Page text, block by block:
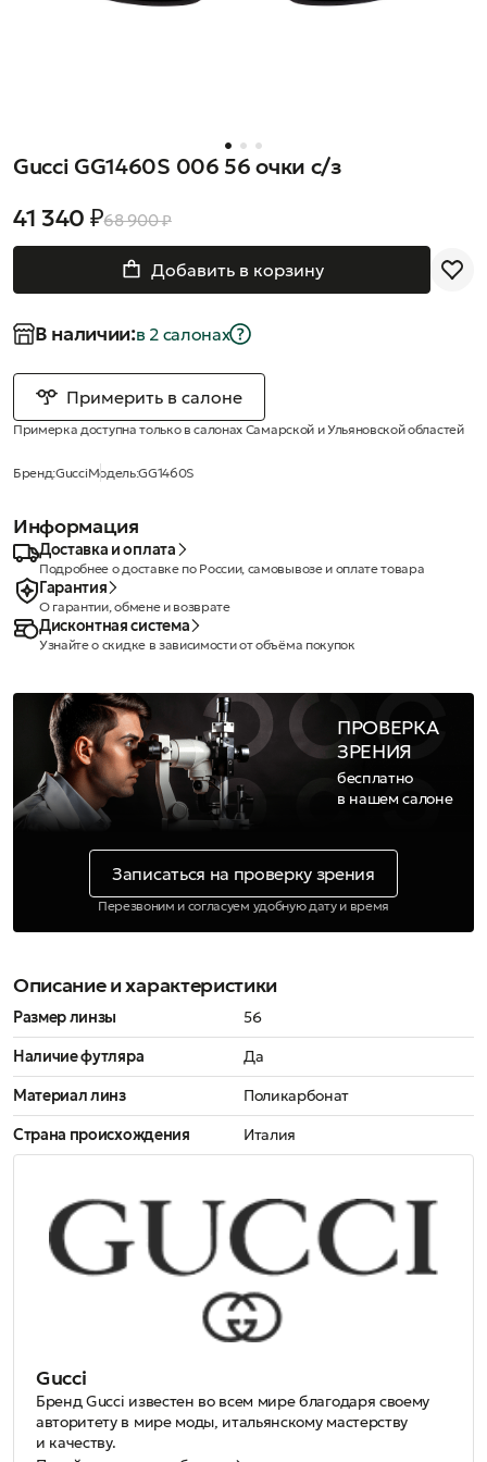
Gucci GG1460S 006 56 очки с/з
41 340 ₽68 900 ₽
Добавить в корзину
В наличии:в 2 салонах
Примерить в салоне
Примерка доступна только в салонах Самарской и Ульяновской областей
Бренд:GucciМодель:GG1460S
Информация
Доставка и оплата
Подробнее о доставке по России, самовывозе и оплате товара
Гарантия
О гарантии, обмене и возврате
Дисконтная система
Узнайте о скидке в зависимости от объёма покупок
ПРОВЕРКА
ЗРЕНИЯ
бесплатно
в нашем салоне
Записаться на проверку зрения
Перезвоним и согласуем удобную дату и время
Описание и характеристики
Размер линзы
56
Наличие футляра
Да
Материал линз
Поликарбонат
Страна происхождения
Италия
Gucci
Бренд Gucci известен во всем мире благодаря своему
авторитету в мире моды, итальянскому мастерству
и качеству.